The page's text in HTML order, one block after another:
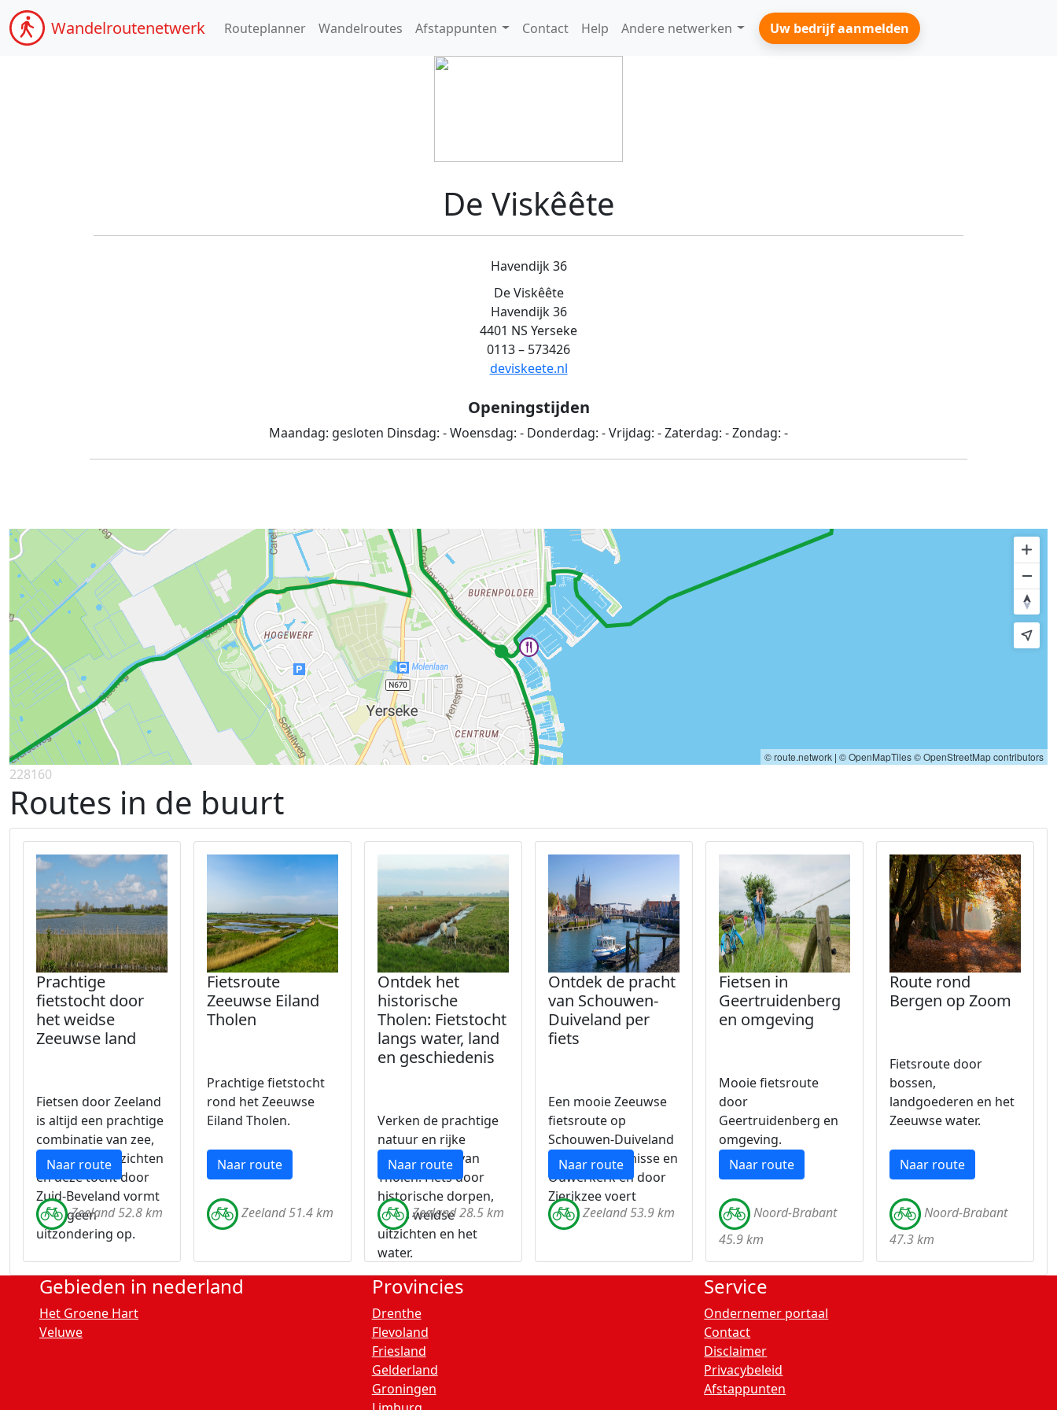
Wandelroutenetwerk Routeplanner Wandelroutes Afstappunten Contact Help Andere netwerken Uw bedrijf aanmelden
De Viskêête
Havendijk 36
De Viskêête
Havendijk 36
4401 NS Yerseke
0113 – 573426
deviskeete.nl
Openingstijden
Maandag: gesloten Dinsdag: -Woensdag: - Donderdag: -Vrijdag: -Zaterdag: -Zondag: -
© route.network | © OpenMapTiles© OpenStreetMap contributors
228160
Routes in de buurt
Prachtige
fietstocht door
het weidse
Zeeuwse land
Fietsen door Zeeland
is altijd een prachtige
combinatie van zee,
wind en vergezichten
en deze tocht door
Zuid-Beveland vormt
daar geen
uitzondering op.
Naar route
Zeeland 52.8 km
Fietsroute
Zeeuwse Eiland
Tholen
Prachtige fietstocht
rond het Zeeuwse
Eiland Tholen.
Naar route
Zeeland 51.4 km
Ontdek het
historische
Tholen: Fietstocht
langs water, land
en geschiedenis
Verken de prachtige
natuur en rijke
geschiedenis van
Tholen. Fiets door
historische dorpen,
langs weidse
uitzichten en het
water.
Naar route
Zeeland 28.5 km
Ontdek de pracht
van Schouwen-
Duiveland per
fiets
Een mooie Zeeuwse
fietsroute op
Schouwen-Duiveland
die langs Bruinisse en
Ouwerkerk en door
Zierikzee voert
Naar route
Zeeland 53.9 km
Fietsen in
Geertruidenberg
en omgeving
Mooie fietsroute
door
Geertruidenberg en
omgeving.
Naar route
Noord-Brabant
45.9 km
Route rond
Bergen op Zoom
Fietsroute door
bossen,
landgoederen en het
Zeeuwse water.
Naar route
Noord-Brabant
47.3 km
Gebieden in nederland
Het Groene Hart
Veluwe
Provincies
Drenthe
Flevoland
Friesland
Gelderland
Groningen
Service
Ondernemer portaal
Contact
Disclaimer
Privacybeleid
Afstappunten